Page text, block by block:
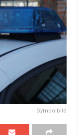
Symbolbild